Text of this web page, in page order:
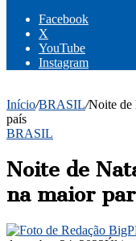
Facebook
X
YouTube
Instagram
Início/BRASIL/Noite de
país
BRASIL
Noite de
na maior